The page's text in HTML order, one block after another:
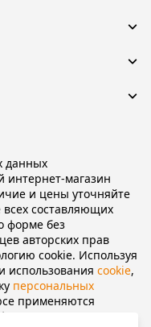
магазин
и цены уточняйте
составляющих
форме без
авторских прав
cookie. Используя
использования cookie,
персональных
применяются
данных